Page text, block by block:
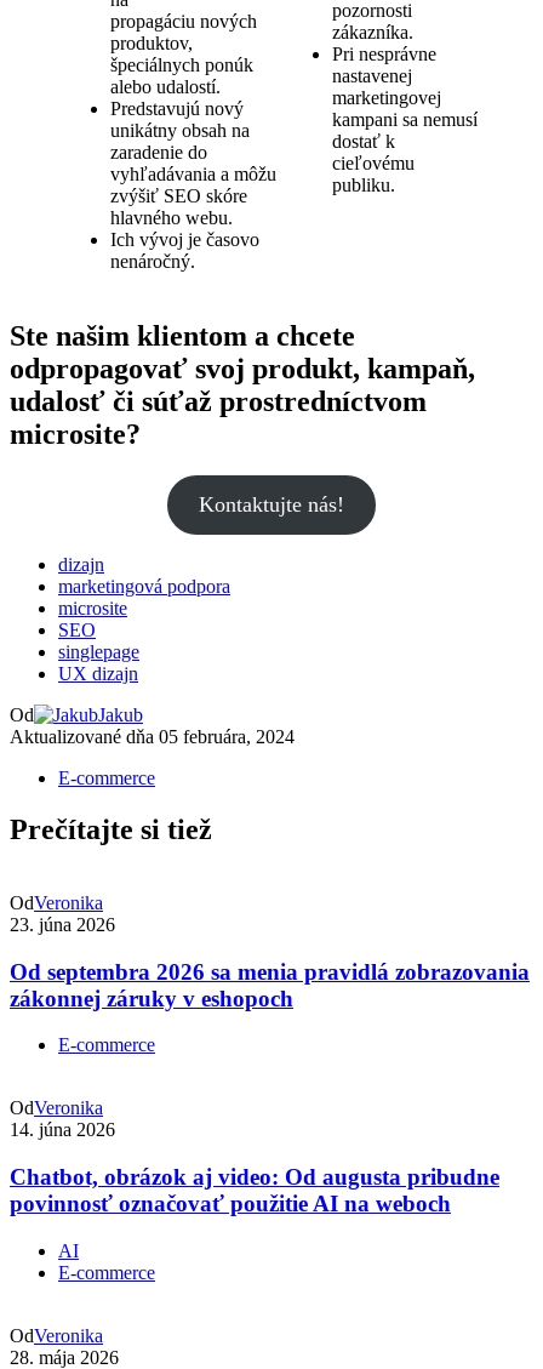
propagáciu nových
produktov,
špeciálnych ponúk
alebo udalostí.
Predstavujú nový
unikátny obsah na
zaradenie do
vyhľadávania a môžu
zvýšiť SEO skóre
hlavného webu.
Ich vývoj je časovo
nenáročný.
pozornosti
zákazníka.
Pri nesprávne
nastavenej
marketingovej
kampani sa nemusí
dostať k
cieľovému
publiku.
Ste našim klientom a chcete
odpropagovať svoj produkt, kampaň,
udalosť či súťaž prostredníctvom
microsite?
Kontaktujte nás!
dizajn
marketingová podpora
microsite
SEO
singlepage
UX dizajn
Od
Jakub
Aktualizované dňa 05 februára, 2024
E-commerce
Prečítajte si tiež
OdVeronika
23. júna 2026
Od septembra 2026 sa menia pravidlá zobrazovania
zákonnej záruky v eshopoch
E-commerce
OdVeronika
14. júna 2026
Chatbot, obrázok aj video: Od augusta pribudne
povinnosť označovať použitie AI na weboch
AI
E-commerce
OdVeronika
28. mája 2026